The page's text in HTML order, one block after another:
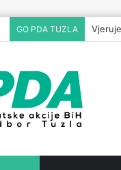
GO PDA TUZLA